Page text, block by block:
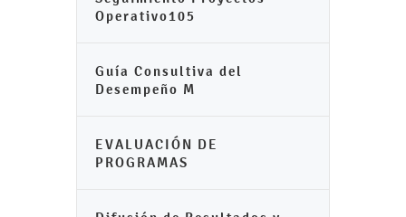
Operativo105
Guía Consultiva del
Desempeño M
EVALUACIÓN DE
PROGRAMAS